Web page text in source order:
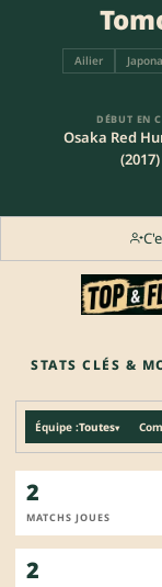
Ailier
DÉBUT EN
Osaka Red
(2017)
STATS CLÉS &
Équipe :Toutes▾
2
MATCHS JOUES
2